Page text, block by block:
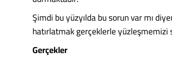
Şimdi bu yüzyılda bu sorun var mı
hatırlatmak gerçeklerle yüzleşmemizi
Gerçekler